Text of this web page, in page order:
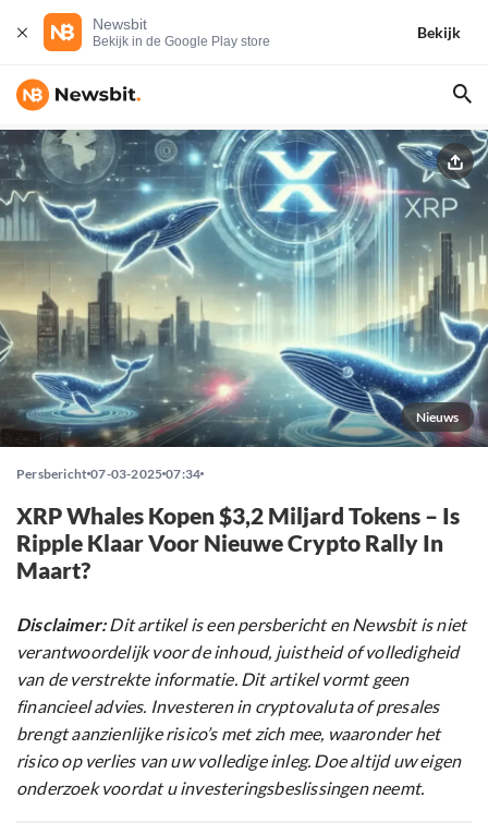
Newsbit
Bekijk in de Google Play store
Bekijk
Nieuws
Persbericht 07-03-2025 07:34
XRP Whales Kopen $3,2 Miljard Tokens – Is
Ripple Klaar Voor Nieuwe Crypto Rally In
Maart?
Disclaimer:Dit artikel is een persbericht en Newsbit is niet
verantwoordelijk voor de inhoud, juistheid of volledigheid
van de verstrekte informatie. Dit artikel vormt geen
financieel advies. Investeren in cryptovaluta of presales
brengt aanzienlijke risico’s met zich mee, waaronder het
risico op verlies van uw volledige inleg. Doe altijd uw eigen
onderzoek voordat u investeringsbeslissingen neemt.